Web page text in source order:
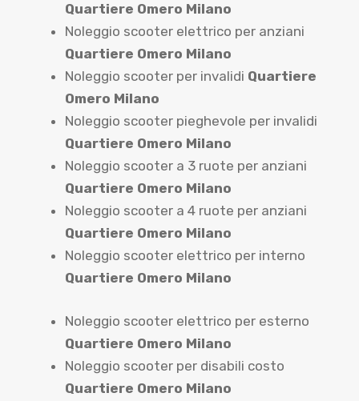
Quartiere Omero Milano
Noleggio scooter elettrico per anziani
Quartiere Omero Milano
Noleggio scooter per invalidi Quartiere
Omero Milano
Noleggio scooter pieghevole per invalidi
Quartiere Omero Milano
Noleggio scooter a 3 ruote per anziani
Quartiere Omero Milano
Noleggio scooter a 4 ruote per anziani
Quartiere Omero Milano
Noleggio scooter elettrico per interno
Quartiere Omero Milano
Noleggio scooter elettrico per esterno
Quartiere Omero Milano
Noleggio scooter per disabili costo
Quartiere Omero Milano